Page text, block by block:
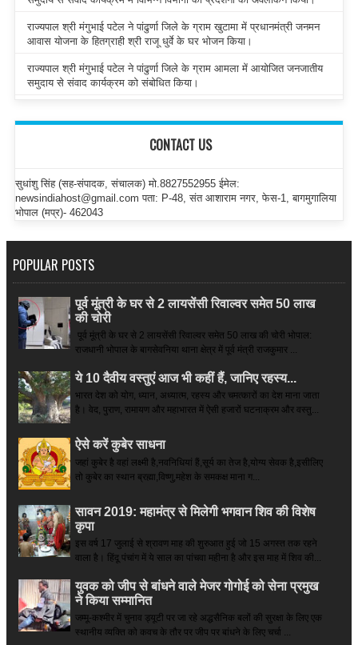
राज्यपाल श्री मंगुभाई पटेल ने पांढुर्णा जिले के ग्राम खुटामा में प्रधानमंत्री जनमन
आवास योजना के हितग्राही श्री राजू धुर्वे के घर भोजन किया।
राज्यपाल श्री मंगुभाई पटेल ने पांढुर्णा जिले के ग्राम आमला में आयोजित जनजातीय
समुदाय से संवाद कार्यक्रम को संबोधित किया।
CONTACT US
सुधांशु सिंह (सह-संपादक, संचालक) मो.8827552955 ईमेल:
newsindiahost@gmail.com पता: P-48, संत आशाराम नगर, फेस-1, बागमुगालिया
भोपाल (मप्र)- 462043
POPULAR POSTS
पूर्व मूंत्री के घर से 2 लायसेंसी रिवाल्वर समेत 50 लाख
की चोरी
पूर्व मूंत्री के घर से 2 लायसेंसी रिवाल्वर समेत 50 लाख की चोरी भोपाल:
राजधानी भोपाल के बागसेवनिया थाना क्षेत्र में पूर्व मंत्री राजकुमार ...
ये 10 दैवीय वस्तुएं आज भी कहीं हैं, जानिए रहस्य...
भारत देश को योग, ध्यान, अध्यात्म, रहस्य और चमत्कारों का देश माना जाता
है। वेद, पुराण, रामायण और महाभारत में ऐसी हजारों घटनाक्रम और वस्तु...
ऐसे करें कुबेर साधना
जहां कुबेर है­ वहां लक्ष्मी है,नवनिधियां हैं,सूर्य का तेज है,योग्य सेवक है,इसीलिए
तो कुबेर का स्थान ब्रह्मा,विष्णु,महेश के समकक्ष माना ग...
सावन 2019: महामंत्र से मिलेगी भगवान शिव की विशेष
कृपा
इस वर्ष 17 जुलाई से श्रावण माह की शुरुआत हुई जो 15 अगस्त तक रहने
वाला है। हिंदू पंचांग में ये साल का पांचवा महीना है और इस माह में शिव की...
युवक को जीप से बांधने वाले मेजर गोगोई को सेना प्रमुख
ने किया सम्‍मानित
जम्मू-कश्मीर में चुनाव ड्यूटी पर जा रहे अद्धसैनिक बलों की सुरक्षा के लिए एक
स्थानीय व्यक्ति को कवच के तौर पर जीप पर बांधने के लिए चर्चा ...